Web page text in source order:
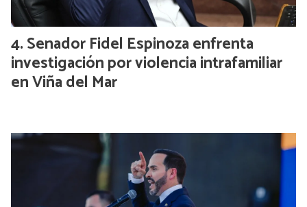
Senador Fidel Espinoza enfrenta
investigación por violencia intrafamiliar
en Viña del Mar